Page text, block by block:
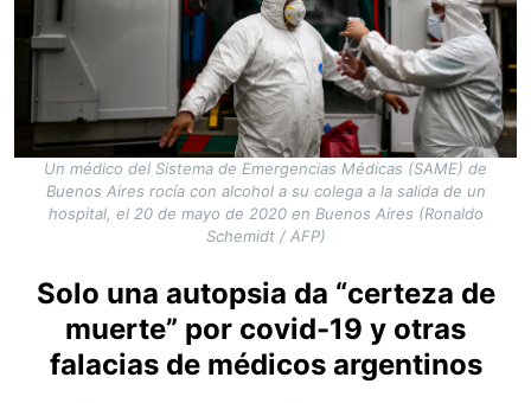
Un médico del Sistema de Emergencias Médicas (SAME) de
Buenos Aires rocía con alcohol a su colega a la salida de un
hospital, el 20 de mayo de 2020 en Buenos Aires (Ronaldo
Schemidt / AFP)
Solo una autopsia da “certeza de
muerte” por covid-19 y otras
falacias de médicos argentinos